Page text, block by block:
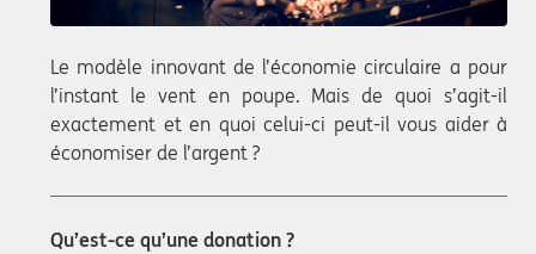
Le modèle innovant de l’économie circulaire a pour
l’instant le vent en poupe. Mais de quoi s’agit-il
exactement et en quoi celui-ci peut-il vous aider à
économiser de l’argent ?
Qu’est-ce qu’une donation ?